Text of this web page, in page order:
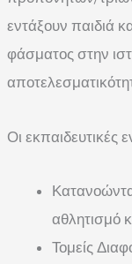
εντάξουν παιδιά
φάσματος στην
Οι εκπαιδευτικές
αθλητισμό
Τομείς